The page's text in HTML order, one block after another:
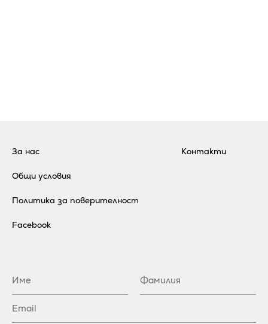
За нас
Общи условия
Политика за поверителност
Контакти
Facebook